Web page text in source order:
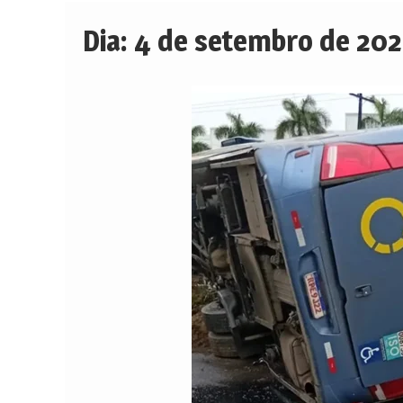
Dia: 4 de setembro de